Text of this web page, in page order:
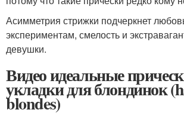
Асимметрия стрижки подчеркнет
экспериментам, смелость и
девушки.
Видео идеальные
укладки для блондинок
blondes)